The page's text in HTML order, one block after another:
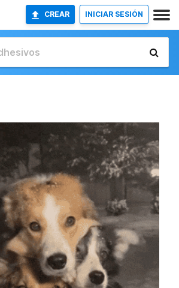
CREAR INICIAR SESIÓN